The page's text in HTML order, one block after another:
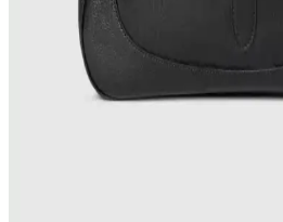
MAISON de SABRÉ Pikachu çantası,
kaliteli derisiyle dikkat çekiyor.
yaratırken, kullanıcılar estetik ve
Çanta Kalitesi ve
çoğunlukla marka değerinden
markaların kalite ve fiyat dengesi, deri